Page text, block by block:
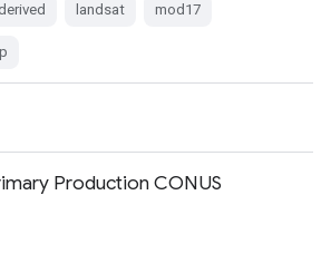
landsat mod17
Production CONUS